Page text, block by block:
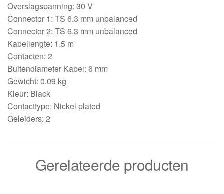
Overslagspanning: 30 V
Connector 1: TS 6.3 mm unbalanced
Connector 2: TS 6.3 mm unbalanced
Kabellengte: 1.5 m
Contacten: 2
Buitendiameter Kabel: 6 mm
Gewicht: 0.09 kg
Kleur: Black
Contacttype: Nickel plated
Geleiders: 2
Gerelateerde producten